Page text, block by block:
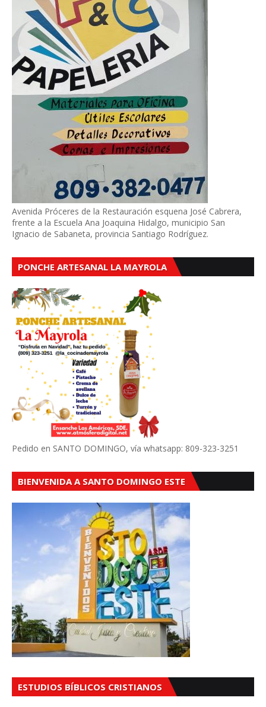
Avenida Próceres de la Restauración esquena José Cabrera,
frente a la Escuela Ana Joaquina Hidalgo, municipio San
Ignacio de Sabaneta, provincia Santiago Rodríguez.
PONCHE ARTESANAL LA MAYROLA
Pedido en SANTO DOMINGO, vía whatsapp: 809-323-3251
BIENVENIDA A SANTO DOMINGO ESTE
ESTUDIOS BÍBLICOS CRISTIANOS